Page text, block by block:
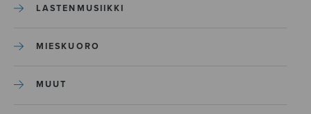
LASTENMUSIIKKI
MIESKUORO
MUUT